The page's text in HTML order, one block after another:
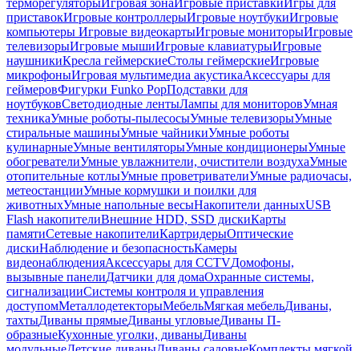
терморегуляторыИгровая зонаИгровые приставкиИгры для
приставокИгровые контроллерыИгровые ноутбукиИгровые
компьютеры Игровые видеокартыИгровые мониторыИгровые
телевизорыИгровые мышиИгровые клавиатурыИгровые
наушникиКресла геймерскиеСтолы геймерскиеИгровые
микрофоныИгровая мультимедиа акустикаАксессуары для
геймеровФигурки Funko PopПодставки для
ноутбуковСветодиодные лентыЛампы для мониторовУмная
техникаУмные роботы-пылесосыУмные телевизорыУмные
стиральные машиныУмные чайникиУмные роботы
кулинарныеУмные вентиляторыУмные кондиционерыУмные
обогревателиУмные увлажнители, очистители воздухаУмные
отопительные котлыУмные проветривателиУмные радиочасы,
метеостанцииУмные кормушки и поилки для
животныхУмные напольные весыНакопители данныхUSB
Flash накопителиВнешние HDD, SSD дискиКарты
памятиСетевые накопителиКартридерыОптические
дискиНаблюдение и безопасностьКамеры
видеонаблюденияАксессуары для CCTVДомофоны,
вызывные панелиДатчики для домаОхранные системы,
сигнализацииСистемы контроля и управления
доступомМеталлодетекторыМебельМягкая мебельДиваны,
тахтыДиваны прямыеДиваны угловыеДиваны П-
образныеКухонные уголки, диваныДиваны